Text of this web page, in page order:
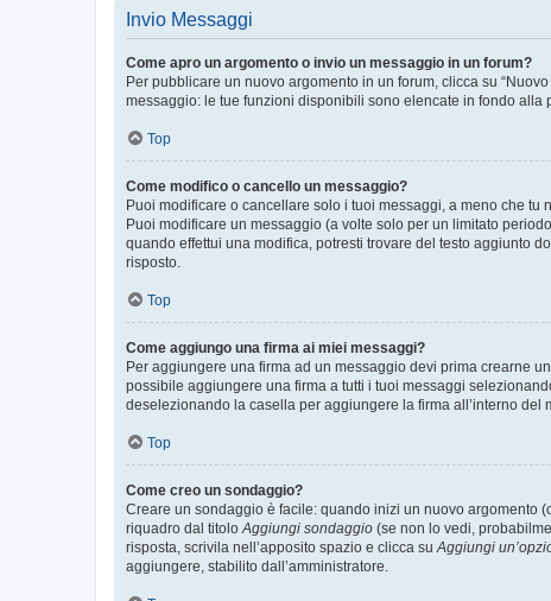
Invio Messaggi
Come apro un argomento o invio un messaggio in un forum?
Per pubblicare un nuovo argomento in un forum, clicca su
messaggio: le tue funzioni disponibili sono elencate in fondo alla
Top
Come modifico o cancello un messaggio?
Puoi modificare o cancellare solo i tuoi messaggi, a meno che
Puoi modificare un messaggio (a volte solo per un limitato
quando effettui una modifica, potresti trovare del testo aggiunto
risposto.
Top
Come aggiungo una firma ai miei messaggi?
Per aggiungere una firma ad un messaggio devi prima crearne
possibile aggiungere una firma a tutti i tuoi messaggi
deselezionando la casella per aggiungere la firma all’interno del
Top
Come creo un sondaggio?
Creare un sondaggio è facile: quando inizi un nuovo argomento
riquadro dal titolo Aggiungi sondaggio (se non lo vedi,
risposta, scrivila nell’apposito spazio e clicca su Aggiungi
aggiungere, stabilito dall’amministratore.